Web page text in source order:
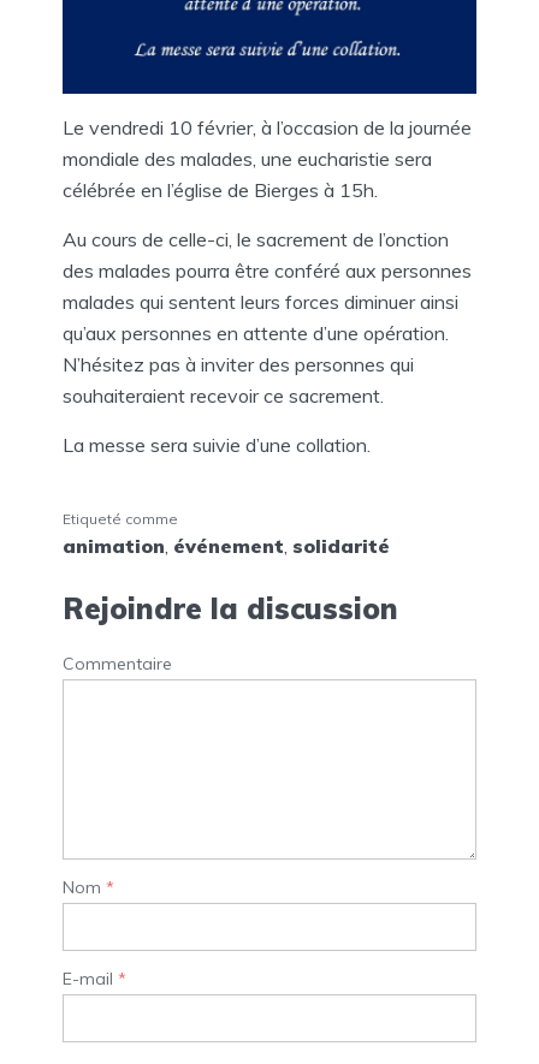
Le vendredi 10 février, à l’occasion de la journée
mondiale des malades, une eucharistie sera
célébrée en l’église de Bierges à 15h.
Au cours de celle-ci, le sacrement de l’onction
des malades pourra être conféré aux personnes
malades qui sentent leurs forces diminuer ainsi
qu’aux personnes en attente d’une opération.
N’hésitez pas à inviter des personnes qui
souhaiteraient recevoir ce sacrement.
La messe sera suivie d’une collation.
Etiqueté comme
animation événement solidarité
Rejoindre la discussion
Commentaire
Nom *
E-mail *